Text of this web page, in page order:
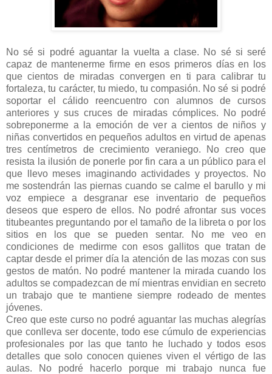
No sé si podré aguantar la vuelta a clase. No sé si seré
capaz de mantenerme firme en esos primeros días en los
que cientos de miradas convergen en ti para calibrar tu
fortaleza, tu carácter, tu miedo, tu compasión. No sé si podré
soportar el cálido reencuentro con alumnos de cursos
anteriores y sus cruces de miradas cómplices. No podré
sobreponerme a la emoción de ver a cientos de niños y
niñas convertidos en pequeños adultos en virtud de apenas
tres centímetros de crecimiento veraniego. No creo que
resista la ilusión de ponerle por fin cara a un público para el
que llevo meses imaginando actividades y proyectos. No
me sostendrán las piernas cuando se calme el barullo y mi
voz empiece a desgranar ese inventario de pequeños
deseos que espero de ellos. No podré afrontar sus voces
titubeantes preguntando por el tamaño de la libreta o por los
sitios en los que se pueden sentar. No me veo en
condiciones de medirme con esos gallitos que tratan de
captar desde el primer día la atención de las mozas con sus
gestos de matón. No podré mantener la mirada cuando los
adultos se compadezcan de mí mientras envidian en secreto
un trabajo que te mantiene siempre rodeado de mentes
jóvenes.
Creo que este curso no podré aguantar las muchas alegrías
que conlleva ser docente, todo ese cúmulo de experiencias
profesionales por las que tanto he luchado y todos esos
detalles que solo conocen quienes viven el vértigo de las
aulas. No podré hacerlo porque mi trabajo nunca fue